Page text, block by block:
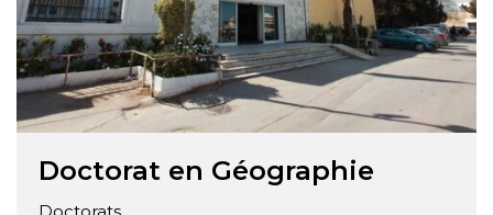
Doctorat en Géographie
Doctorats